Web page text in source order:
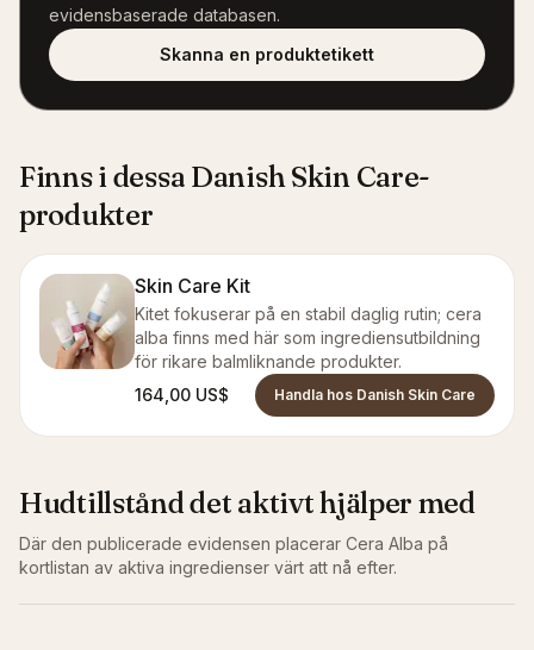
evidensbaserade databasen.
Skanna en produktetikett
Finns i dessa Danish Skin Care-
produkter
Skin Care Kit
Kitet fokuserar på en stabil daglig rutin; cera
alba finns med här som ingrediensutbildning
för rikare balmliknande produkter.
164,00 US$
Handla hos Danish Skin Care
Hudtillstånd det aktivt hjälper med
Där den publicerade evidensen placerar Cera Alba på
kortlistan av aktiva ingredienser värt att nå efter.